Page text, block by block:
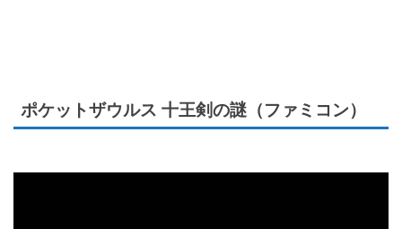
ポケットザウルス 十王剣の謎（ファミコン）